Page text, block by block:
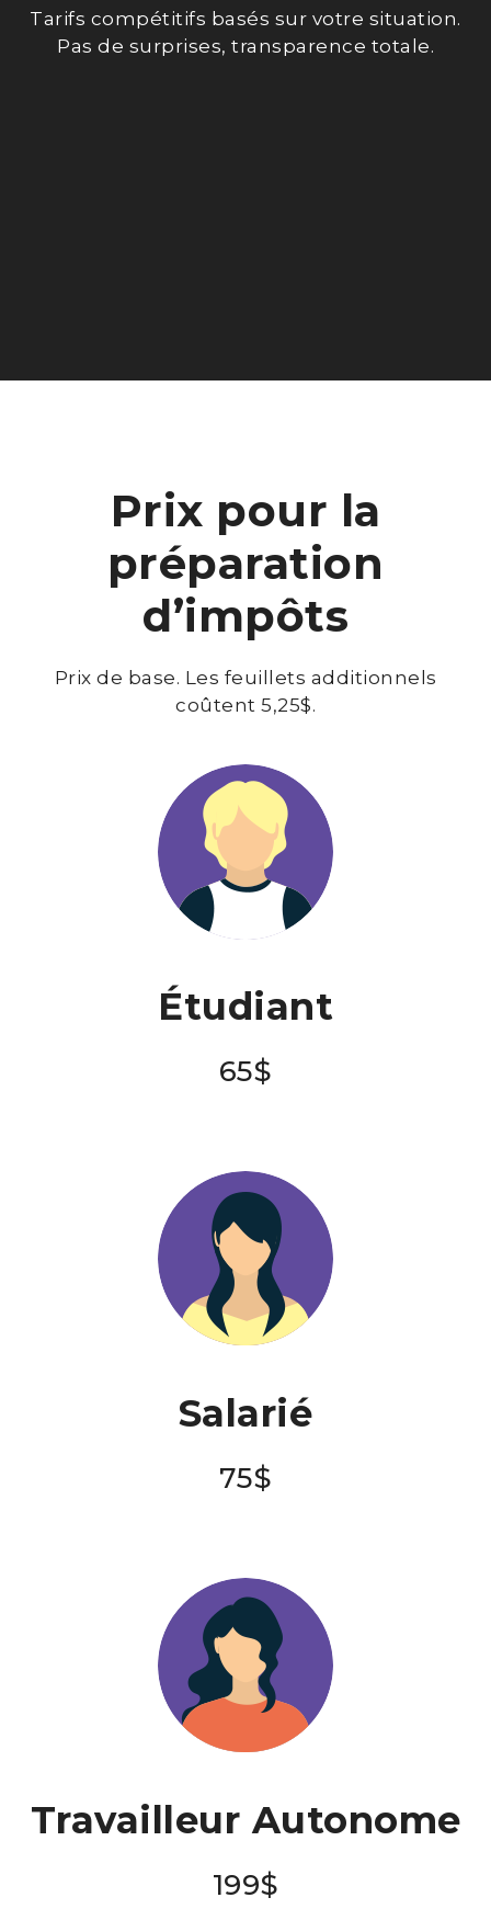
Tarifs compétitifs basés sur votre situation.
Pas de surprises, transparence totale.
Prix pour la
préparation
d’impôts
Prix de base. Les feuillets additionnels
coûtent 5,25$.
Étudiant
65$
Salarié
75$
Travailleur Autonome
199$